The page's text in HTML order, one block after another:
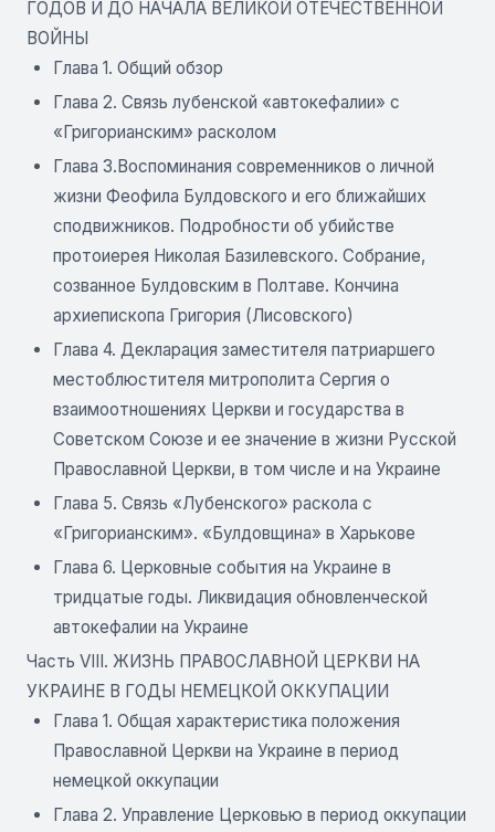
ГОДОВ И ДО НАЧАЛА ВЕЛИКОЙ ОТЕЧЕСТВЕННОЙ
ВОЙНЫ
Глава 1. Общий обзор
Глава 2. Связь лубенской «автокефалии» с
«Григорианским» расколом
Глава 3.Воспоминания современников о личной
жизни Феофила Булдовского и его ближайших
сподвижников. Подробности об убийстве
протоиерея Николая Базилевского. Собрание,
созванное Булдовским в Полтаве. Кончина
архиепископа Григория (Лисовского)
Глава 4. Декларация заместителя патриаршего
местоблюстителя митрополита Сергия о
взаимоотношениях Церкви и государства в
Советском Союзе и ее значение в жизни Русской
Православной Церкви, в том числе и на Украине
Глава 5. Связь «Лубенского» раскола с
«Григорианским». «Булдовщина» в Харькове
Глава 6. Церковные события на Украине в
тридцатые годы. Ликвидация обновленческой
автокефалии на Украине
Часть VIII. ЖИЗНЬ ПРАВОСЛАВНОЙ ЦЕРКВИ НА
УКРАИНЕ В ГОДЫ НЕМЕЦКОЙ ОККУПАЦИИ
Глава 1. Общая характеристика положения
Православной Церкви на Украине в период
немецкой оккупации
Глава 2. Управление Церковью в период оккупации